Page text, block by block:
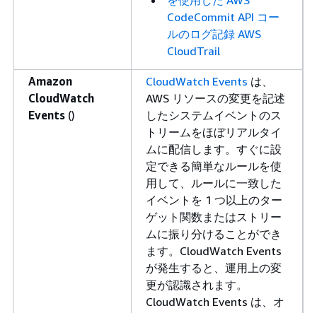
CodeCommit API コー
ルのログ記録 AWS
CloudTrail
Amazon
CloudWatch
Events ()
CloudWatch Events は、
AWS リソースの変更を記述
したシステムイベントのス
トリームをほぼリアルタイ
ムに配信します。すぐに設
定できる簡単なルールを使
用して、ルールに一致した
イベントを 1 つ以上のター
ゲット関数またはストリー
ムに振り分けることができ
ます。CloudWatch Events
が発生すると、運用上の変
更が認識されます。
CloudWatch Events は、オ